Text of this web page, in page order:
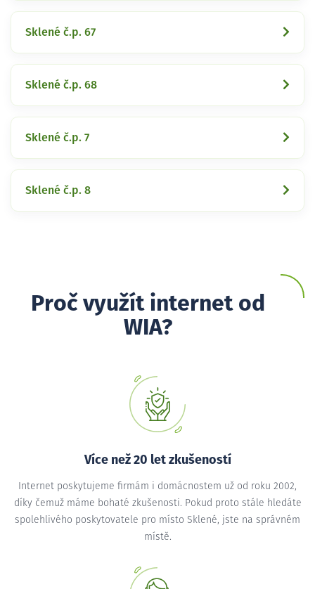
Sklené č.p. 67
Sklené č.p. 68
Sklené č.p. 7
Sklené č.p. 8
Proč využít internet od
WIA?
Více než 20 let zkušeností
Internet poskytujeme firmám i domácnostem už od roku 2002,
díky čemuž máme bohaté zkušenosti. Pokud proto stále hledáte
spolehlivého poskytovatele pro místo Sklené, jste na správném
místě.